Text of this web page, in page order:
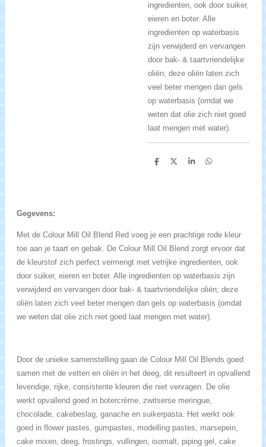
ingredienten, ook door suiker,
eieren en boter. Alle
ingredienten op waterbasis
zijn verwijderd en vervangen
door bak- & taartvriendelijke
oliën; deze oliën laten zich
veel beter mengen dan gels
op waterbasis (omdat we
weten dat olie zich niet goed
laat mengen met water).
D
D
S
D
Gegevens:
Met de Colour Mill Oil Blend Red voeg je een prachtige rode kleur
toe aan je taart en gebak. De Colour Mill Oil Blend zorgt ervoor dat
de kleurstof zich perfect vermengt met vetrijke ingredienten, ook
door suiker, eieren en boter. Alle ingredienten op waterbasis zijn
verwijderd en vervangen door bak- & taartvriendelijke oliën; deze
oliën laten zich veel beter mengen dan gels op waterbasis (omdat
we weten dat olie zich niet goed laat mengen met water).
Door de unieke samenstelling gaan de Colour Mill Oil Blends goed
samen met de vetten en oliën in het deeg, dit resulteert in opvallend
levendige, rijke, consistente kleuren die niet vervagen. De olie
werkt opvallend goed in botercrème, zwitserse meringue,
chocolade, cakebeslag, ganache en suikerpasta. Het werkt ook
goed in flower pastes, gumpastes, modelling pastes, marsepein,
cake mixen, deeg, frostings, vullingen, isomalt, piping gel, cake